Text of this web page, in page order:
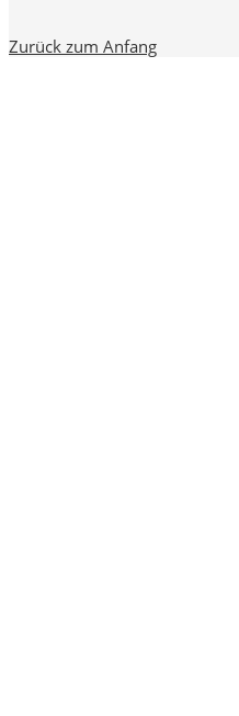
Zurück zum Anfang